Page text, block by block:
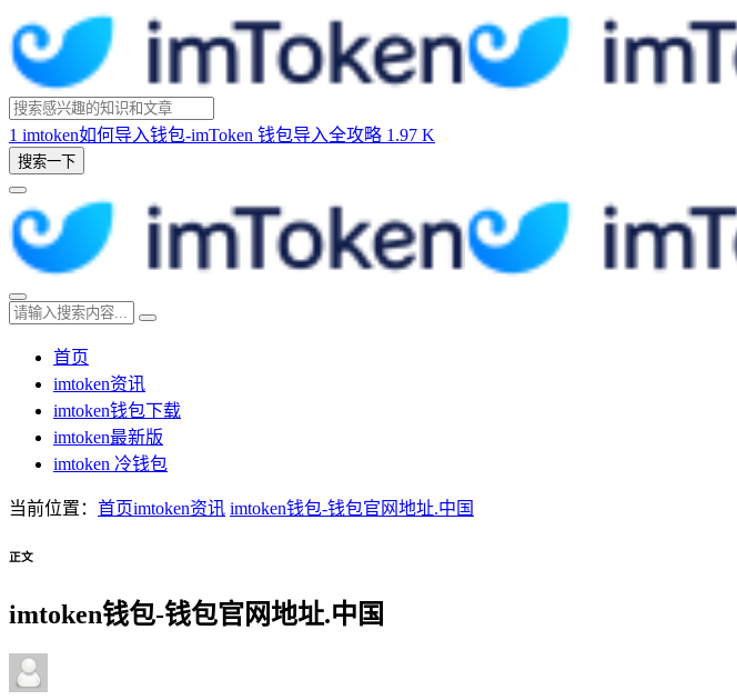
1 imtoken如何导入钱包-imToken 钱包导入全攻略 1.97 K
搜索一下
首页
imtoken资讯
imtoken钱包下载
imtoken最新版
imtoken 冷钱包
当前位置： 首页imtoken资讯 imtoken钱包-钱包官网地址.中国
正文
imtoken钱包-钱包官网地址.中国